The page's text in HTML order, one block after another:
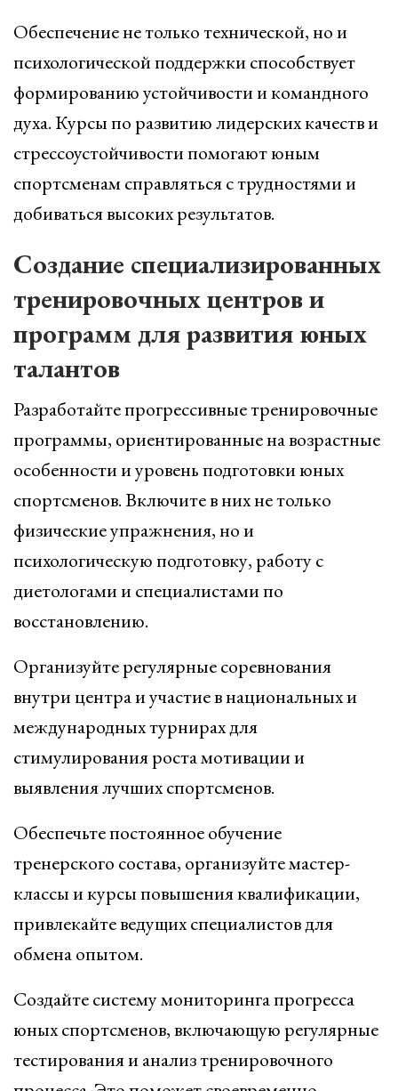
Обеспечение не только технической, но и
психологической поддержки способствует
формированию устойчивости и командного
духа. Курсы по развитию лидерских качеств и
стрессоустойчивости помогают юным
спортсменам справляться с трудностями и
добиваться высоких результатов.
Создание специализированных
тренировочных центров и
программ для развития юных
талантов
Разработайте прогрессивные тренировочные
программы, ориентированные на возрастные
особенности и уровень подготовки юных
спортсменов. Включите в них не только
физические упражнения, но и
психологическую подготовку, работу с
диетологами и специалистами по
восстановлению.
Организуйте регулярные соревнования
внутри центра и участие в национальных и
международных турнирах для
стимулирования роста мотивации и
выявления лучших спортсменов.
Обеспечьте постоянное обучение
тренерского состава, организуйте мастер-
классы и курсы повышения квалификации,
привлекайте ведущих специалистов для
обмена опытом.
Создайте систему мониторинга прогресса
юных спортсменов, включающую регулярные
тестирования и анализ тренировочного